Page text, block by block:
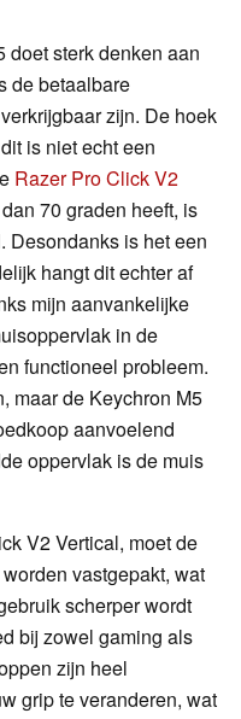
doet sterk denken aan
de betaalbare
zijn. De hoek
is niet echt een
Razer Pro Click V2
70 graden heeft, is
Desondanks is het een
hangt dit echter af
mijn aanvankelijke
in de
functioneel probleem.
maar de Keychron M5
aanvoelend
oppervlak is de muis
V2 Vertical, moet de
vastgepakt, wat
scherper wordt
bij zowel gaming als
zijn heel
grip te veranderen, wat